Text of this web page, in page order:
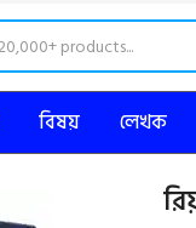
বিষয় লেখক